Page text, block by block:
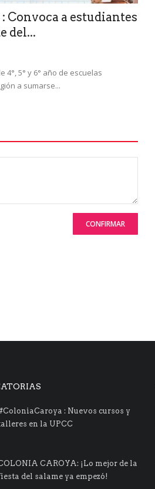
Convoca a estudiantes
del...
4°, 5° y 6° año de escuelas
a sumarse...
CONFIRMAR
: Nuevos cursos y
en la UPCC
CAROYA: ¡Lo mejor de la
del salame ya empezó!